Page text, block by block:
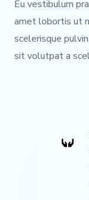
Eu vestibulum
amet lobortis ut
scelerisque
sit volutpat a